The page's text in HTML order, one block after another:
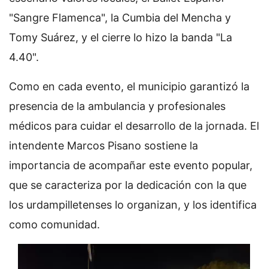
"Sangre Flamenca", la Cumbia del Mencha y
Tomy Suárez, y el cierre lo hizo la banda "La
4.40".
Como en cada evento, el municipio garantizó la
presencia de la ambulancia y profesionales
médicos para cuidar el desarrollo de la jornada. El
intendente Marcos Pisano sostiene la
importancia de acompañar este evento popular,
que se caracteriza por la dedicación con la que
los urdampilletenses lo organizan, y los identifica
como comunidad.